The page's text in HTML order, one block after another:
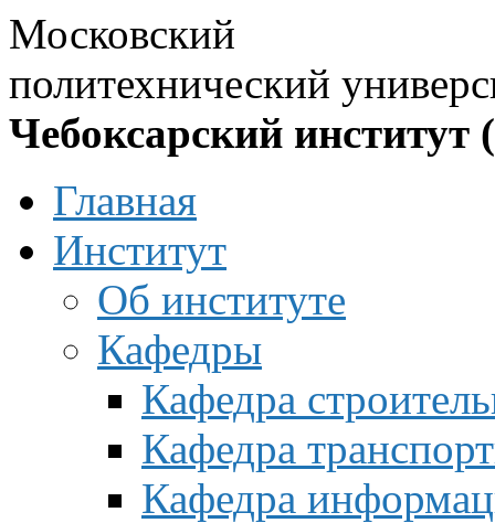
Московский
политехнический
Чебоксарский институт
Главная
Институт
Об институте
Кафедры
Кафедра
Кафедра
Кафедра
ru